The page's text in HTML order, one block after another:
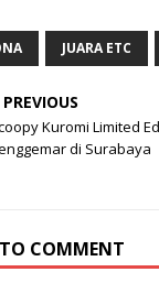
JUARA ETC
PREVIOUS
Kuromi Limited
di Surabaya
COMMENT